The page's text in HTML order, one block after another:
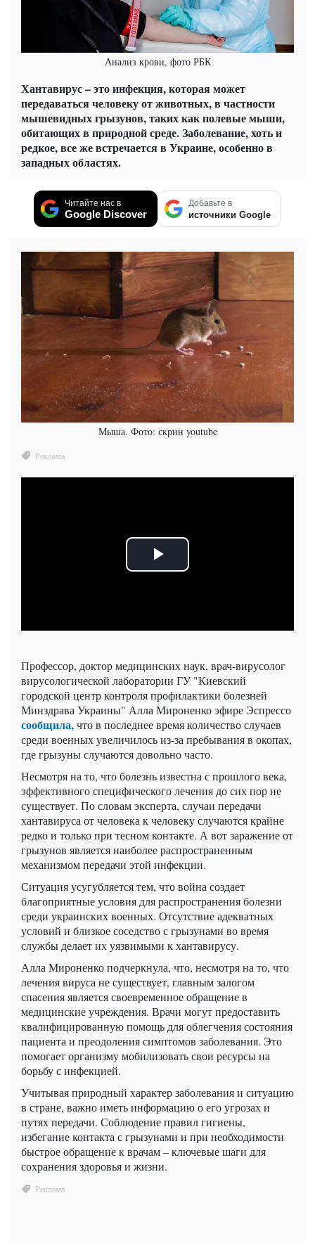
Анализ крови, фото РБК
Хантавирус – это инфекция, которая может
передаваться человеку от животных, в частности
мышевидных грызунов, таких как полевые мыши,
обитающих в природной среде. Заболевание, хоть и
редкое, все же встречается в Украине, особенно в
западных областях.
Читайте нас в
Google Discover
Добавьте в
источники Google
Мыша. Фото: скрин youtube
Профессор, доктор медицинских наук, врач-вирусолог
вирусологической лаборатории ГУ "Киевский
городской центр контроля профилактики болезней
Минздрава Украины" Алла Мироненко эфире Эспрессо
сообщила,что в последнее время количество случаев
среди военных увеличилось из-за пребывания в окопах,
где грызуны случаются довольно часто.
Несмотря на то, что болезнь известна с прошлого века,
эффективного специфического лечения до сих пор не
существует. По словам эксперта, случаи передачи
хантавируса от человека к человеку случаются крайне
редко и только при тесном контакте. А вот заражение от
грызунов является наиболее распространенным
механизмом передачи этой инфекции.
Ситуация усугубляется тем, что война создает
благоприятные условия для распространения болезни
среди украинских военных. Отсутствие адекватных
условий и близкое соседство с грызунами во время
службы делает их уязвимыми к хантавирусу.
Алла Мироненко подчеркнула, что, несмотря на то, что
лечения вируса не существует, главным залогом
спасения является своевременное обращение в
медицинские учреждения. Врачи могут предоставить
квалифицированную помощь для облегчения состояния
пациента и преодоления симптомов заболевания. Это
помогает организму мобилизовать свои ресурсы на
борьбу с инфекцией.
Учитывая природный характер заболевания и ситуацию
в стране, важно иметь информацию о его угрозах и
путях передачи. Соблюдение правил гигиены,
избегание контакта с грызунами и при необходимости
быстрое обращение к врачам – ключевые шаги для
сохранения здоровья и жизни.